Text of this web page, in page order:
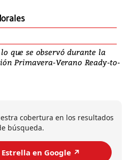
que se observó durante la
Primavera-Verano Ready-to-
cobertura en los resultados
búsqueda.
en Google ↗️